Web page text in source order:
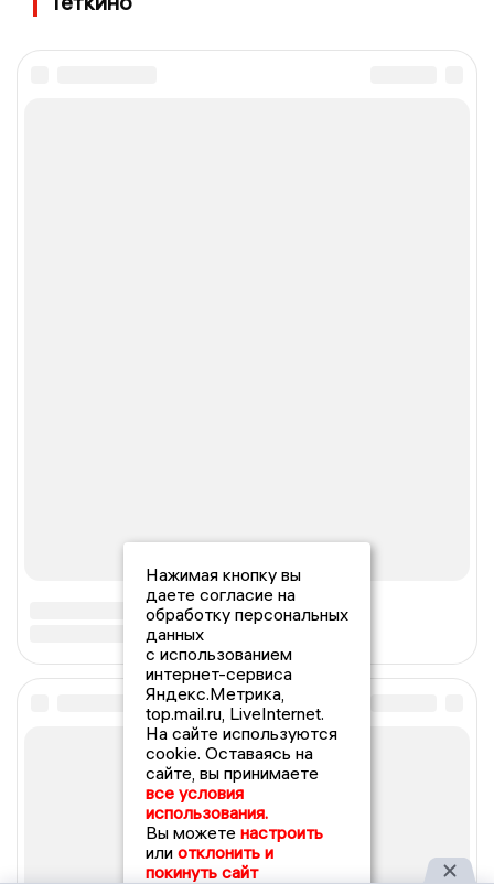
Нажимая кнопку вы
даете согласие на
обработку персональных
данных
с использованием
интернет-сервиса
Яндекс.Метрика,
top.mail.ru, LiveInternet.
На сайте используются
cookie. Оставаясь на
сайте, вы принимаете
все условия
использования.
Вы можете настроить
или отклонить и
покинуть сайт